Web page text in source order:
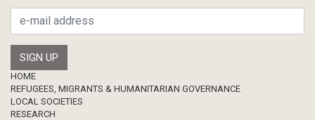
Footer
HOME
REFUGEES, MIGRANTS & HUMANITARIAN GOVERNANCE
LOCAL SOCIETIES
RESEARCH